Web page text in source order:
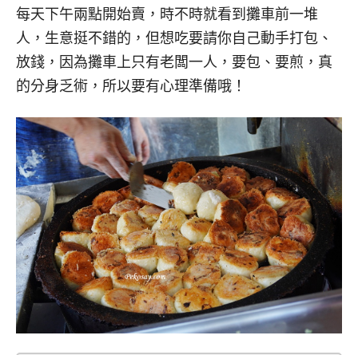
每天下午兩點開始賣，時不時就看到攤車前一堆
人，生意挺不錯的，但想吃要請你自己動手打包、
放錢，因為攤車上只有老闆一人，要包、要煎，真
的分身乏術，所以要有心理準備哦！